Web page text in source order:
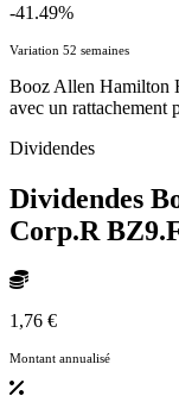
-41.49%
Variation 52 semaines
Booz Allen Hamilton
avec un rattachement
Dividendes
Dividendes
Corp.R
1,76 €
Montant annualisé